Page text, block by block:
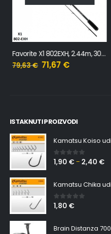
Favorite X1 802EXH, 2.44m, 30-80g
79,63€ 71,67€
ISTAKNUTI PROIZVODI
Kamatsu Koiso
0 out of 5
1,90 € – 2,40 €
Kamatsu Chika
0 out of 5
1,80 €
Brain Distanza